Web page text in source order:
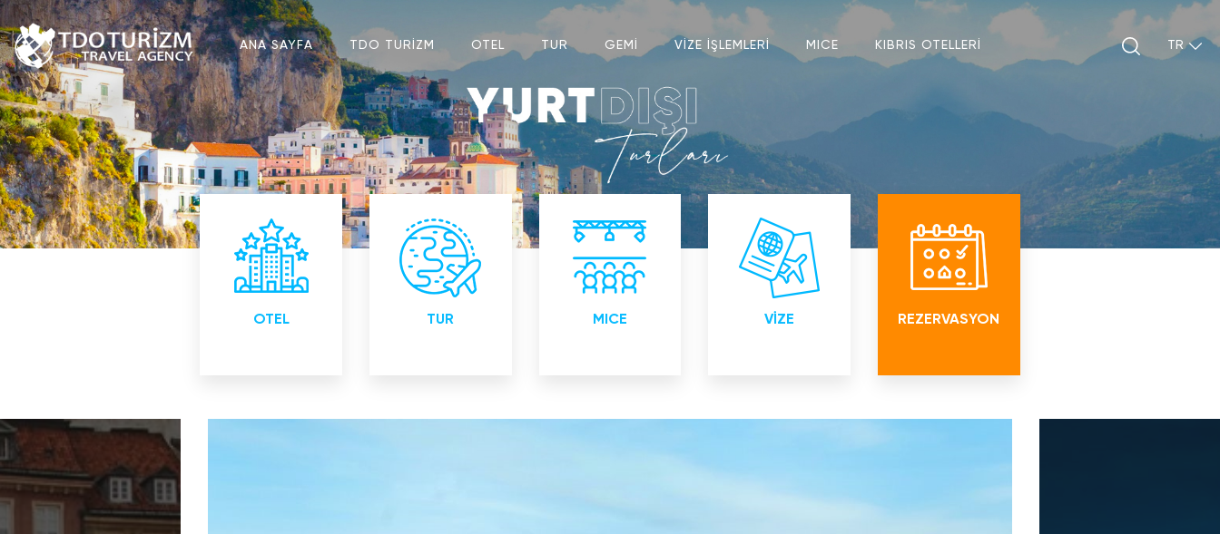
ANA SAYFA TDO TURİZM OTEL TUR GEMİ VİZE İŞLEMLERİ MICE KIBRIS OTELLERİ
OTEL
Yurtiçi ve Yurtdışı
Otel
Rezervasyonları
TUR
Yurtiçi ve Yurtdışı
Turlar
MICE
Bayii toplantıları
Lansman toplantıları
Eğitim toplantıları
Organizasyon
VİZE
Konsoloslukların
Yetkili ve Akredite
Kurumu
REZERVASYON